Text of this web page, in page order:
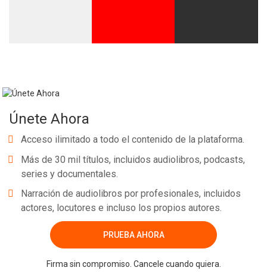
Únete Ahora
Acceso ilimitado a todo el contenido de la plataforma.
Más de 30 mil títulos, incluidos audiolibros, podcasts,
series y documentales.
Narración de audiolibros por profesionales, incluidos
actores, locutores e incluso los propios autores.
PRUEBA AHORA
Firma sin compromiso. Cancele cuando quiera.